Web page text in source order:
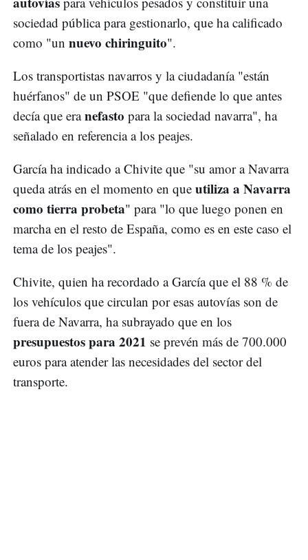
sociedad pública para gestionarlo, que ha calificado
como "un nuevo chiringuito".
Los transportistas navarros y la ciudadanía "están
huérfanos" de un PSOE "que defiende lo que antes
decía que eranefasto para la sociedad navarra", ha
señalado en referencia a los peajes.
García ha indicado a Chivite que "su amor a Navarra
queda atrás en el momento en que utiliza a Navarra
como tierra probeta" para "lo que luego ponen en
marcha en el resto de España, como es en este caso el
tema de los peajes".
Chivite, quien ha recordado a García que el 88 % de
los vehículos que circulan por esas autovías son de
fuera de Navarra, ha subrayado que en los
presupuestos para 2021 se prevén más de 700.000
euros para atender las necesidades del sector del
transporte.